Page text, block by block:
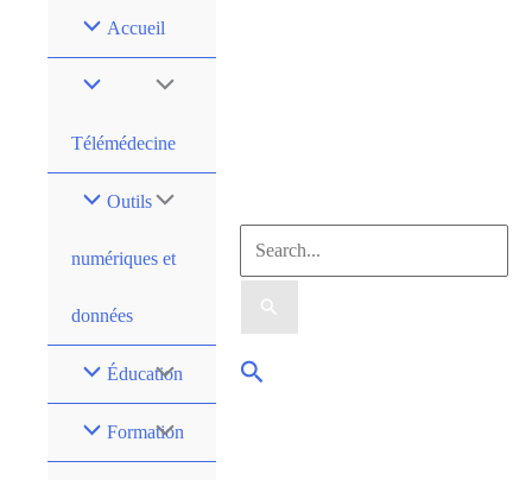
Accueil
Télémédecine
Outils
numériques et
données
Éducation
Formation